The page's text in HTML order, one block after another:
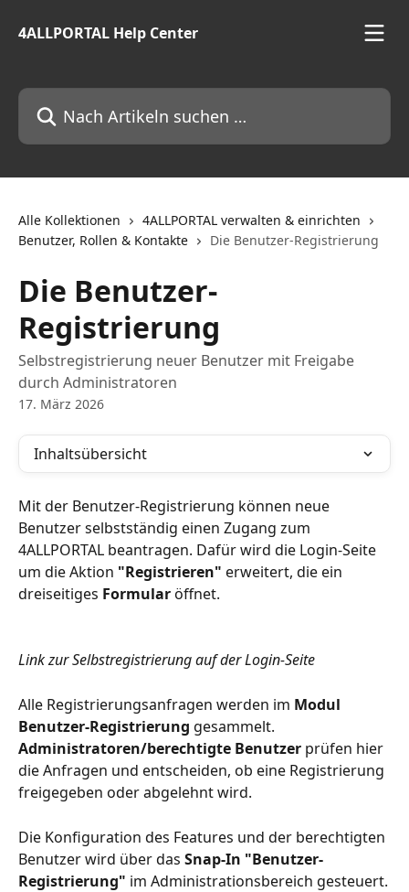
4ALLPORTAL Help Center
Nach Artikeln suchen …
Alle Kollektionen
4ALLPORTAL verwalten & einrichten
Benutzer, Rollen & Kontakte
Die Benutzer-Registrierung
Die Benutzer-
Registrierung
Selbstregistrierung neuer Benutzer mit Freigabe
durch Administratoren
17. März 2026
Inhaltsübersicht
Mit der Benutzer-Registrierung können neue
Benutzer selbstständig einen Zugang zum
4ALLPORTAL beantragen. Dafür wird die Login-Seite
um die Aktion "Registrieren" erweitert, die ein
dreiseitiges Formular öffnet.
Link zur Selbstregistrierung auf der Login-Seite
Alle Registrierungsanfragen werden im Modul
Benutzer-Registrierung gesammelt.
Administratoren/berechtigte Benutzer prüfen hier
die Anfragen und entscheiden, ob eine Registrierung
freigegeben oder abgelehnt wird.
Die Konfiguration des Features und der berechtigten
Benutzer wird über das Snap-In "Benutzer-
Registrierung" im Administrationsbereich gesteuert.